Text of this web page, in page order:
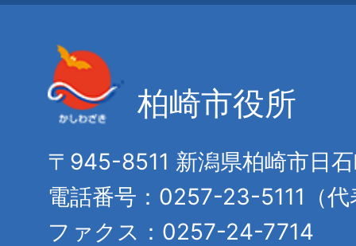
柏崎市役所
〒945-8511 新潟県柏崎市日
電話番号：0257-23-5111（代
ファクス：0257-24-7714